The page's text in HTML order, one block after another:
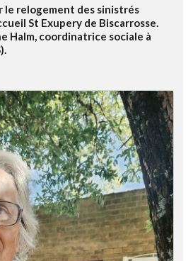
le relogement des sinistrés
St Exupery de Biscarrosse.
Halm, coordinatrice sociale à